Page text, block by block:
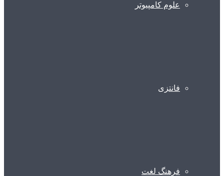
علوم کامپیوتر
فانتزی
فرهنگ لغت